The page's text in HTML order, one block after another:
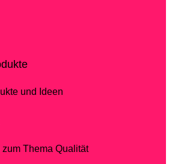
und Ideen
zum Thema Qualität